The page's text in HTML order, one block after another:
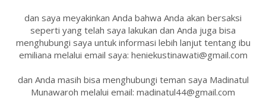
dan saya meyakinkan Anda bahwa Anda akan bersaksi
seperti yang telah saya lakukan dan Anda juga bisa
menghubungi saya untuk informasi lebih lanjut tentang ibu
emiliana melalui email saya: heniekustinawati@gmail.com
dan Anda masih bisa menghubungi teman saya Madinatul
Munawaroh melalui email: madinatul44@gmail.com